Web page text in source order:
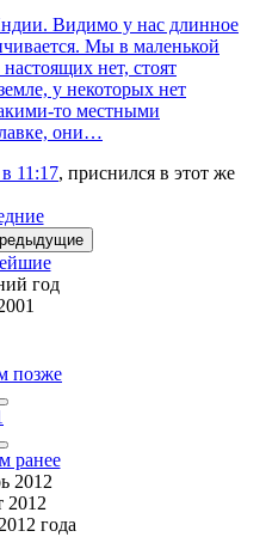
Видимо у нас длинное
Мы в маленькой
нет, стоят
у некоторых нет
то местными
они…
11:17, приснился в этот же
год
позже
ранее
2012
2012
года